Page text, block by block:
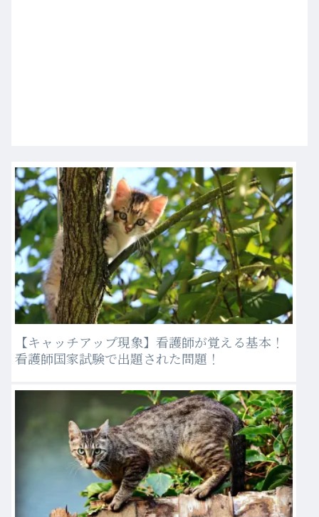
【キャッチアップ現象】看護師が覚える基本！
看護師国家試験で出題された問題！